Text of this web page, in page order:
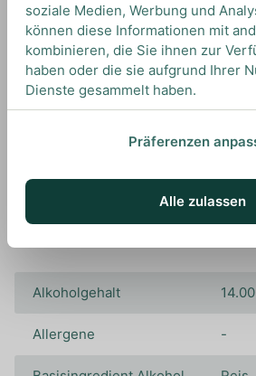
Wir empfehlen diesen Umeshu
gekühlt oder als fruchtig
Tonic Water und einer Scheibe
Alkoholgehalt
Allergene -
soziale Medien, Werbung und
können diese Informationen mit
kombinieren, die Sie ihnen zur
haben oder die sie aufgrund Ihrer
Dienste gesammelt haben.
Präferenzen
Alle zulassen